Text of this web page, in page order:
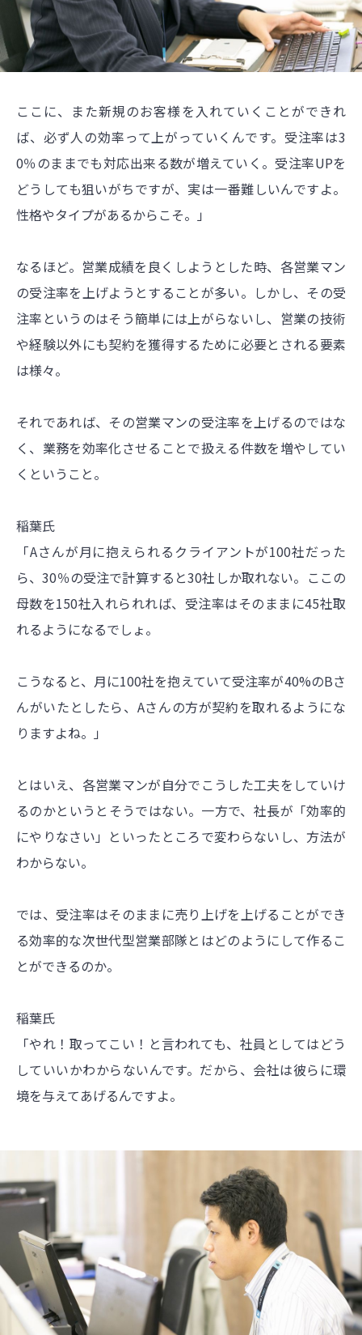
ここに、また新規のお客様を入れていくことができれ
ば、必ず人の効率って上がっていくんです。受注率は3
0％のままでも対応出来る数が増えていく。受注率UPを
どうしても狙いがちですが、実は一番難しいんですよ。
性格やタイプがあるからこそ。」
なるほど。営業成績を良くしようとした時、各営業マン
の受注率を上げようとすることが多い。しかし、その受
注率というのはそう簡単には上がらないし、営業の技術
や経験以外にも契約を獲得するために必要とされる要素
は様々。
それであれば、その営業マンの受注率を上げるのではな
く、業務を効率化させることで扱える件数を増やしてい
くということ。
稲葉氏
「Aさんが月に抱えられるクライアントが100社だった
ら、30％の受注で計算すると30社しか取れない。ここの
母数を150社入れられれば、受注率はそのままに45社取
れるようになるでしょ。
こうなると、月に100社を抱えていて受注率が40%のBさ
んがいたとしたら、Aさんの方が契約を取れるようにな
りますよね。」
とはいえ、各営業マンが自分でこうした工夫をしていけ
るのかというとそうではない。一方で、社長が「効率的
にやりなさい」といったところで変わらないし、方法が
わからない。
では、受注率はそのままに売り上げを上げることができ
る効率的な次世代型営業部隊とはどのようにして作るこ
とができるのか。
稲葉氏
「やれ！取ってこい！と言われても、社員としてはどう
していいかわからないんです。だから、会社は彼らに環
境を与えてあげるんですよ。